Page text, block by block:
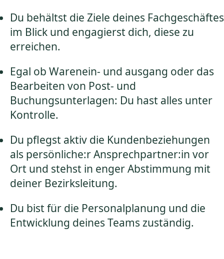
Du behältst die Ziele deines Fachgeschäftes
im Blick und engagierst dich, diese zu
erreichen.
Egal ob Warenein- und ausgang oder das
Bearbeiten von Post- und
Buchungsunterlagen: Du hast alles unter
Kontrolle.
Du pflegst aktiv die Kundenbeziehungen
als persönliche:r Ansprechpartner:in vor
Ort und stehst in enger Abstimmung mit
deiner Bezirksleitung.
Du bist für die Personalplanung und die
Entwicklung deines Teams zuständig.